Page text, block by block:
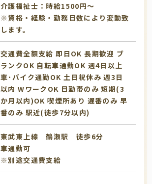
介護福祉士：時給1500円～
※資格・経験・勤務日数により変動致
します。
交通費全額支給 即日OK 長期歓迎 ブ
ランクOK 自転車通勤OK 週4日以上
車･バイク通勤OK 土日祝休み 週3日
以内 WワークOK 日勤帯のみ 短期(3
か月以内)OK 喫煙所あり 遅番のみ 早
番のみ 駅近(徒歩7分以内)
東武東上線 鶴瀬駅 徒歩6分
車通勤可
※別途交通費支給